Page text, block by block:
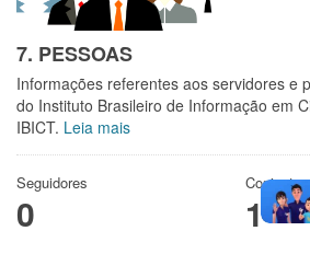
7. PESSOAS
Informações referentes aos servidores e
do Instituto Brasileiro de Informação em
IBICT. Leia mais
Seguidores
0 1